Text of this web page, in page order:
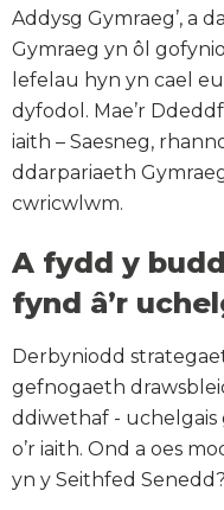
Addysg Gymraeg’, a
Gymraeg yn ôl
lefelau hyn yn cael
dyfodol. Mae’r
iaith – Saesneg,
ddarpariaeth
cwricwlwm.
A fydd y
fynd â’r
Derbyniodd
gefnogaeth
ddiwethaf - uchelgais
o’r iaith. Ond a oes
yn y Seithfed Senedd?